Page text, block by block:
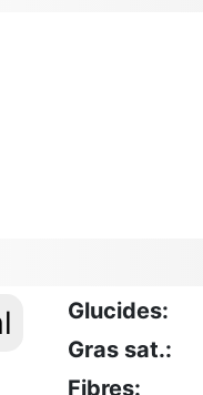
Glucides:
Gras sat.:
Fibres: